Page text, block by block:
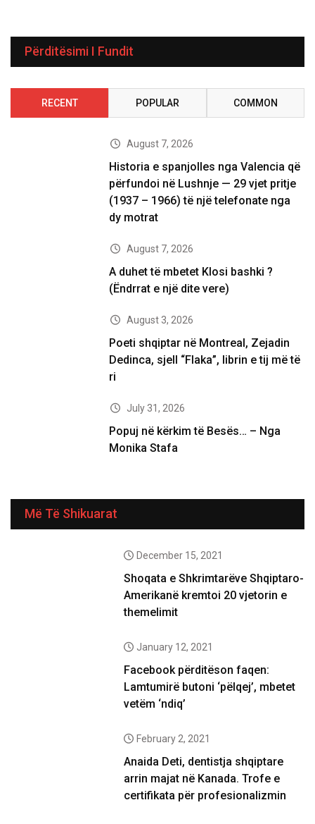
Përditësimi I Fundit
RECENT POPULAR COMMON
August 7, 2026
Historia e spanjolles nga Valencia që
përfundoi në Lushnje — 29 vjet pritje
(1937 – 1966) të një telefonate nga
dy motrat
August 7, 2026
A duhet të mbetet Klosi bashki ?
(Ëndrrat e një dite vere)
August 3, 2026
Poeti shqiptar në Montreal, Zejadin
Dedinca, sjell “Flaka”, librin e tij më të
ri
July 31, 2026
Popuj në kërkim të Besës… – Nga
Monika Stafa
Më Të Shikuarat
December 15, 2021
Shoqata e Shkrimtarëve Shqiptaro-
Amerikanë kremtoi 20 vjetorin e
themelimit
January 12, 2021
Facebook përditëson faqen:
Lamtumirë butoni ‘pëlqej’, mbetet
vetëm ‘ndiq’
February 2, 2021
Anaida Deti, dentistja shqiptare
arrin majat në Kanada. Trofe e
certifikata për profesionalizmin